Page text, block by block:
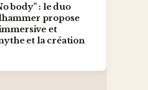
body" : le duo
propose
et
et la création